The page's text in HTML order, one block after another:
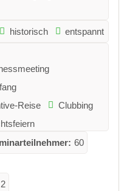
historisch entspannt
Reise
Clubbing
60
2